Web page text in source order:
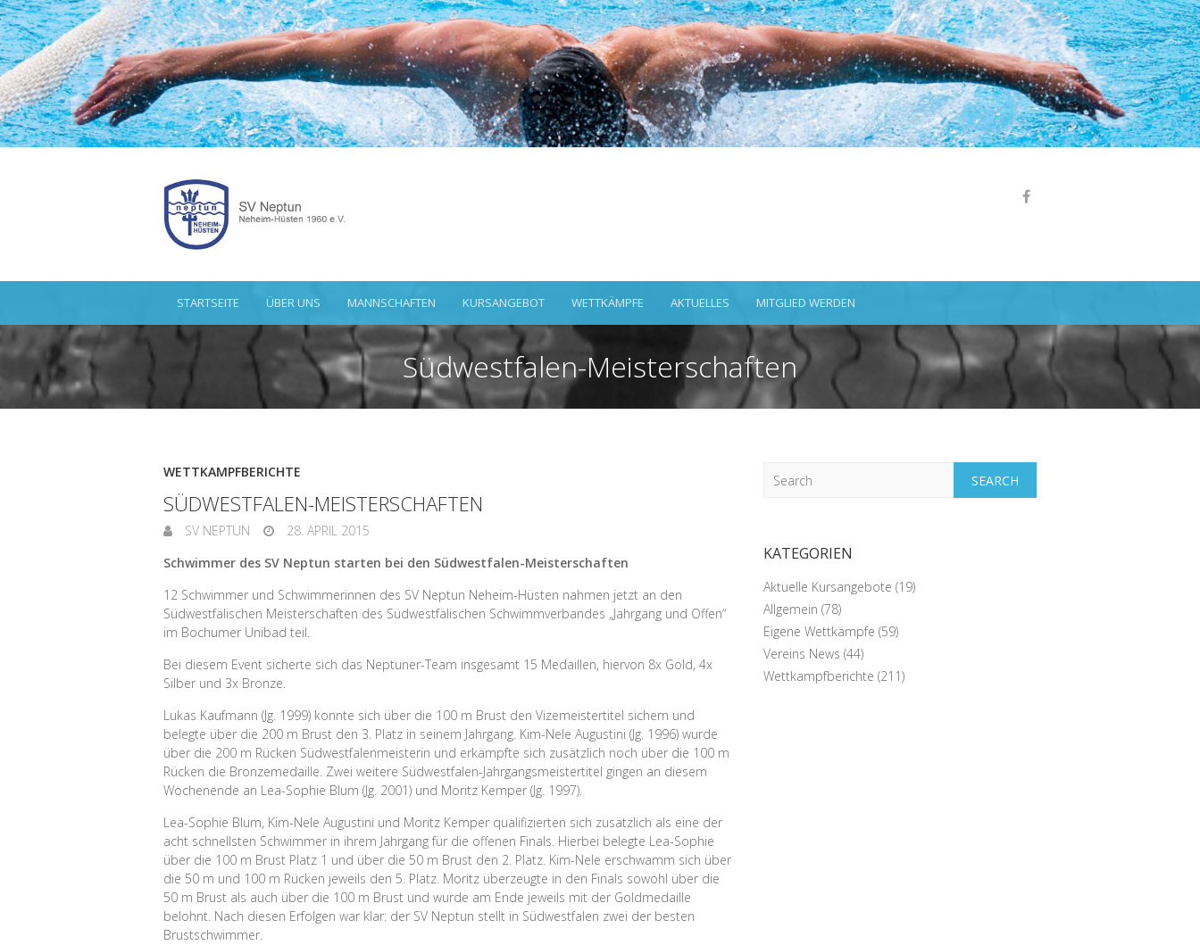
STARTSEITE ÜBER UNS MANNSCHAFTEN KURSANGEBOT WETTKÄMPFE AKTUELLES MITGLIED WERDEN
Südwestfalen-Meisterschaften
WETTKAMPFBERICHTE
SÜDWESTFALEN-MEISTERSCHAFTEN
SV NEPTUN
28. APRIL 2015
Schwimmer des SV Neptun starten bei den Südwestfalen-Meisterschaften
12 Schwimmer und Schwimmerinnen des SV Neptun Neheim-Hüsten nahmen jetzt an den
Südwestfälischen Meisterschaften des Südwestfälischen Schwimmverbandes „Jahrgang und Offen“
im Bochumer Unibad teil.
Bei diesem Event sicherte sich das Neptuner-Team insgesamt 15 Medaillen, hiervon 8x Gold, 4x
Silber und 3x Bronze.
Lukas Kaufmann (Jg. 1999) konnte sich über die 100 m Brust den Vizemeistertitel sichern und
belegte über die 200 m Brust den 3. Platz in seinem Jahrgang. Kim-Nele Augustini (Jg. 1996) wurde
über die 200 m Rücken Südwestfalenmeisterin und erkämpfte sich zusätzlich noch über die 100 m
Rücken die Bronzemedaille. Zwei weitere Südwestfalen-Jahrgangsmeistertitel gingen an diesem
Wochenende an Lea-Sophie Blum (Jg. 2001) und Moritz Kemper (Jg. 1997).
Lea-Sophie Blum, Kim-Nele Augustini und Moritz Kemper qualifizierten sich zusätzlich als eine der
acht schnellsten Schwimmer in ihrem Jahrgang für die offenen Finals. Hierbei belegte Lea-Sophie
über die 100 m Brust Platz 1 und über die 50 m Brust den 2. Platz. Kim-Nele erschwamm sich über
die 50 m und 100 m Rücken jeweils den 5. Platz. Moritz überzeugte in den Finals sowohl über die
50 m Brust als auch über die 100 m Brust und wurde am Ende jeweils mit der Goldmedaille
belohnt. Nach diesen Erfolgen war klar: der SV Neptun stellt in Südwestfalen zwei der besten
Brustschwimmer.
Search
KATEGORIEN
Aktuelle Kursangebote (19)
Allgemein (78)
Eigene Wettkämpfe (59)
Vereins News (44)
Wettkampfberichte (211)